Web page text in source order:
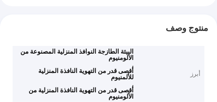
منتوج وصف
أبرز
البيئة الطازجة النوافذ المنزلية المصنوعة من
الألومنيوم
,
أقصى قدر من التهوية النافذة المنزلية
للألمنيوم
,
أقصى قدر من التهوية النافذة المنزلية من
الألومنيوم